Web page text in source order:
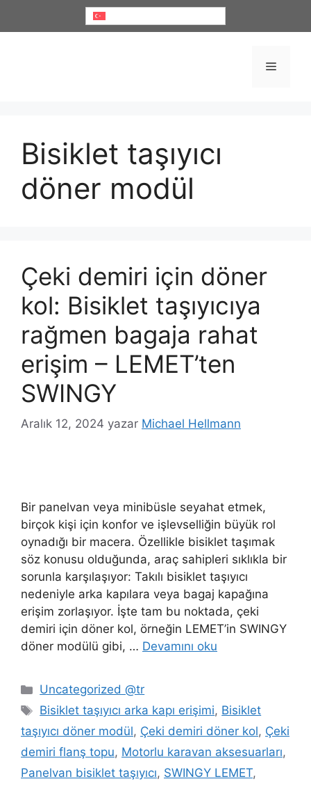
Menü
Bisiklet taşıyıcı
döner modül
Çeki demiri için döner
kol: Bisiklet taşıyıcıya
rağmen bagaja rahat
erişim – LEMET’ten
SWINGY
Aralık 12, 2024 yazar Michael Hellmann
Bir panelvan veya minibüsle seyahat etmek,
birçok kişi için konfor ve işlevselliğin büyük rol
oynadığı bir macera. Özellikle bisiklet taşımak
söz konusu olduğunda, araç sahipleri sıklıkla bir
sorunla karşılaşıyor: Takılı bisiklet taşıyıcı
nedeniyle arka kapılara veya bagaj kapağına
erişim zorlaşıyor. İşte tam bu noktada, çeki
demiri için döner kol, örneğin LEMET’in SWINGY
döner modülü gibi, … Devamını oku
Kategoriler
Uncategorized @tr
Etiketler
Bisiklet taşıyıcı arka kapı erişimi, Bisiklet
taşıyıcı döner modül, Çeki demiri döner kol, Çeki
demiri flanş topu, Motorlu karavan aksesuarları,
Panelvan bisiklet taşıyıcı, SWINGY LEMET,